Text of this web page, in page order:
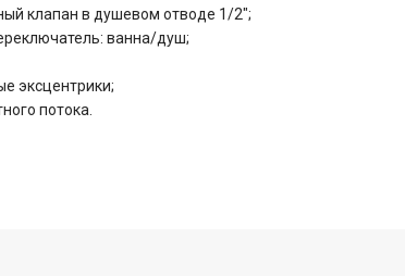
клапан в душевом отводе 1/2";
ванна/душ;
эксцентрики;
потока.